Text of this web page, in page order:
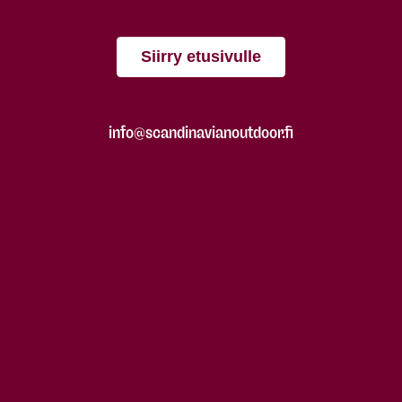
Siirry etusivulle
info@scandinavianoutdoor.fi